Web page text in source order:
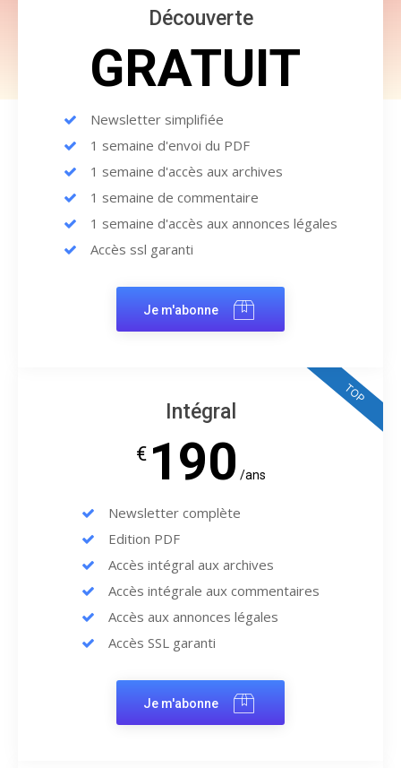
Découverte
GRATUIT
Newsletter simplifiée
1 semaine d'envoi du PDF
1 semaine d'accès aux archives
1 semaine de commentaire
1 semaine d'accès aux annonces légales
Accès ssl garanti
Je m'abonne
TOP
Intégral
€ 190 /ans
Newsletter complète
Edition PDF
Accès intégral aux archives
Accès intégrale aux commentaires
Accès aux annonces légales
Accès SSL garanti
Je m'abonne